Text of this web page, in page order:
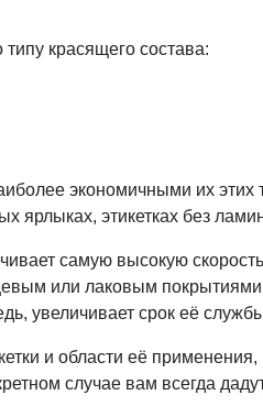
красящего состава:
экономичными их
ярлыках, этикетках без
самую высокую
или лаковым
увеличивает срок её
и области её
случае вам всегда